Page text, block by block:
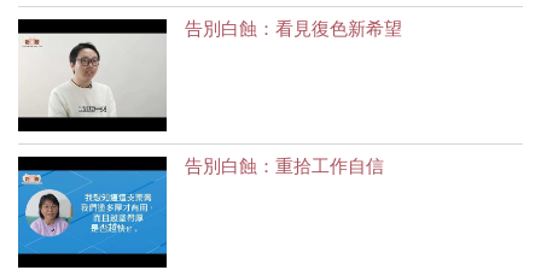
告別白蝕：看見復色新希望
告別白蝕：重拾工作自信